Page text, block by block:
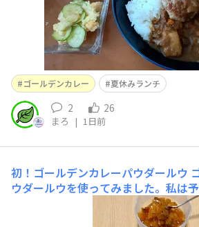
ゴールデンカレー 夏休みランチ
2 26
まろ | 1日前
初！ゴールデンカレーパウダールウ
ウダールウを使ってみました。私は
らかくする作り方なので、少し温度
に出来上がりました。暑い夏の調理